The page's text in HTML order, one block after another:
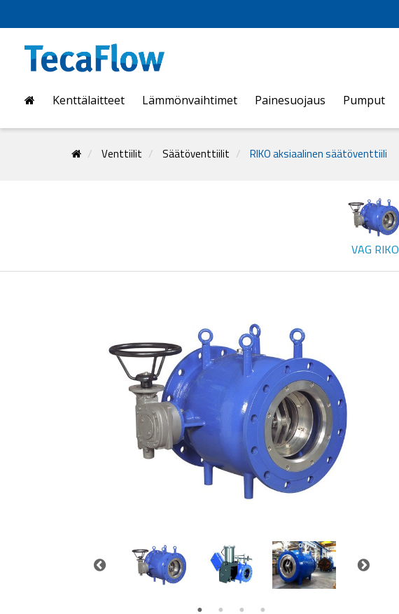
Kenttälaitteet Lämmönvaihtimet Painesuojaus Pumput
Venttiilit Säätöventtiilit RIKO aksiaalinen säätöventtiili
VAG RIKO